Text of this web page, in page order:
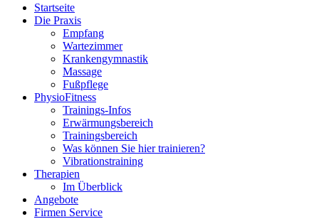
Startseite
Die Praxis
Empfang
Wartezimmer
Krankengymnastik
Massage
Fußpflege
PhysioFitness
Trainings-Infos
Erwärmungsbereich
Trainingsbereich
Was können Sie hier trainieren?
Vibrationstraining
Therapien
Im Überblick
Angebote
Firmen Service